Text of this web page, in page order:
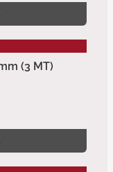
(3 MT)